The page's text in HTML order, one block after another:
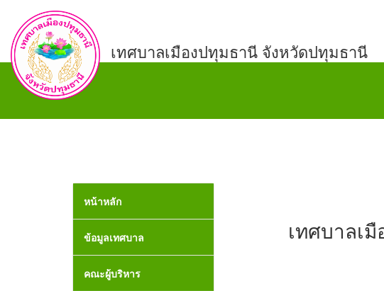
เทศบาลเมืองปทุมธานี จังหวัดปทุมธานี
หน้าหลัก
ข้อมูลเทศบาล
คณะผู้บริหาร
เทศบาลเ